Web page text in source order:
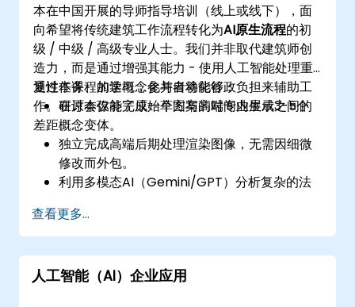
本在中国开展的导师指导培训（线上或线下），面
向希望将传统建筑工作流程转化为AI原生流程的初
级 / 中级 / 高级专业人士。我们并非取代建筑师创
造力，而是通过增强其能力 - 使用人工智能处理重
复性任务、加速概念化并自动化行政负担来辅助工
作。研讨会弥补了原始草图与高端专业展示之间的
差距。
通过本课程的学习，参与者将能够：
在原本仅能完成一个方案的时间内生成3-5个
概念变体。
独立完成高端后期处理渲染图像，无需因细微
修改而外包。
利用多模态AI（Gemini/GPT）分析复杂的法
实施自动化行政工作流，每周可节省数小时的
手工劳动。
查看更多...
人工智能（AI）企业应用